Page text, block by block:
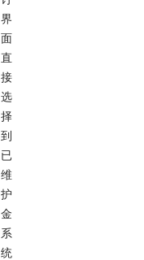
界
面
直
接
选
择
到
已
维
护
金
系
统